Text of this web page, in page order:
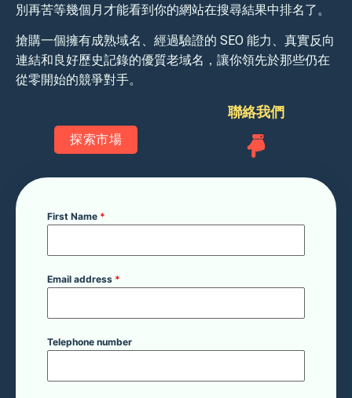
別再苦等幾個月才能看到你的網站在搜尋結果中排名了。
搶購一個擁有成熟域名、經過驗證的 SEO 能力、真實反向
連結和良好歷史記錄的優質老域名，讓你領先於那些仍在
從零開始的競爭對手。
探索市場
聯絡我們
First Name *
Email address *
Telephone number